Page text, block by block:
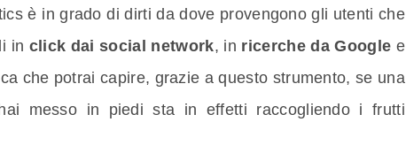
è in grado di dirti da dove provengono gli utenti che
in click dai social network, in ricerche da Google e
che potrai capire, grazie a questo strumento, se una
messo in piedi sta in effetti raccogliendo i frutti